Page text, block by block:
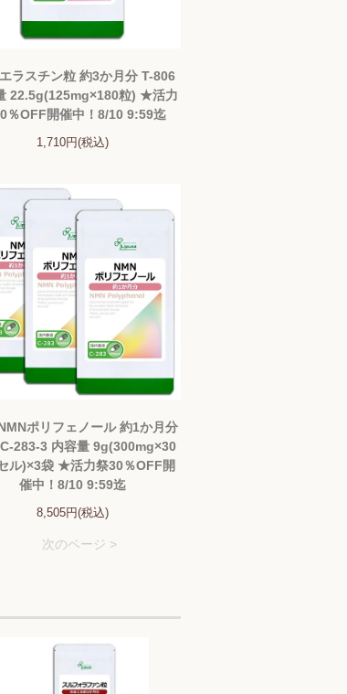
エラスチン粒 約3か月分 T-806
22.5g(125mg×180粒) ★活力
％OFF開催中！8/10 9:59迄
1,710円(税込)
ポリフェノール 約1か月分
283-3 内容量 9g(300mg×30
ル)×3袋 ★活力祭30％OFF開
催中！8/10 9:59迄
8,505円(税込)
次のページ >